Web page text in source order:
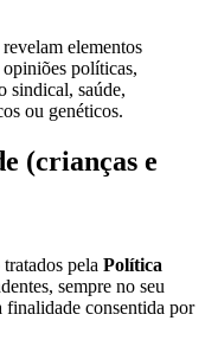
revelam elementos
políticas,
sindical, saúde,
ou genéticos.
(crianças e
pela Política
sempre no seu
finalidade consentida por